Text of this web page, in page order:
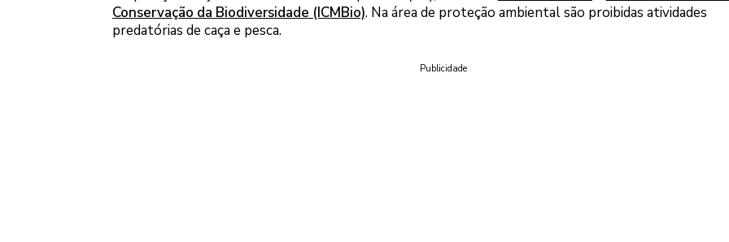
Conservação da Biodiversidade (ICMBio). Na área de proteção ambiental são proibidas atividades
predatórias de caça e pesca.
Publicidade